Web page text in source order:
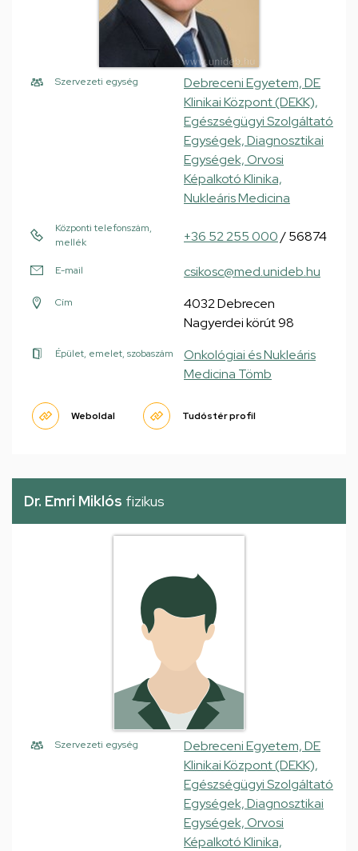
Szervezeti egység
Debreceni Egyetem, DE
Klinikai Központ (DEKK),
Egészségügyi Szolgáltató
Egységek, Diagnosztikai
Egységek, Orvosi
Képalkotó Klinika,
Nukleáris Medicina
Központi telefonszám,
mellék
+36 52 255 000/ 56874
E-mail csikosc@med.unideb.hu
Cím
4032 Debrecen
Nagyerdei körút 98
Épület, emelet, szobaszám
Onkológiai és Nukleáris
Medicina Tömb
Weboldal Tudóstér profil
Dr. Emri Miklós fizikus
Szervezeti egység
Debreceni Egyetem, DE
Klinikai Központ (DEKK),
Egészségügyi Szolgáltató
Egységek, Diagnosztikai
Egységek, Orvosi
Képalkotó Klinika,